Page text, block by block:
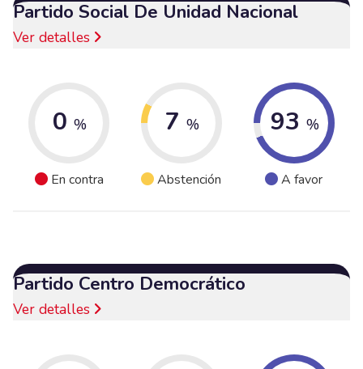
Partido Social De Unidad Nacional
Ver detalles
0 %
En contra
7 %
Abstención
93 %
A favor
Partido Centro Democrático
Ver detalles